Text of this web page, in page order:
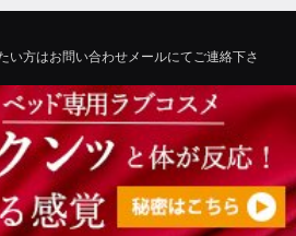
い方はお問い合わせメールにてご連絡下さ
article to iwara, please contact us by
©2022 エロMMDTube